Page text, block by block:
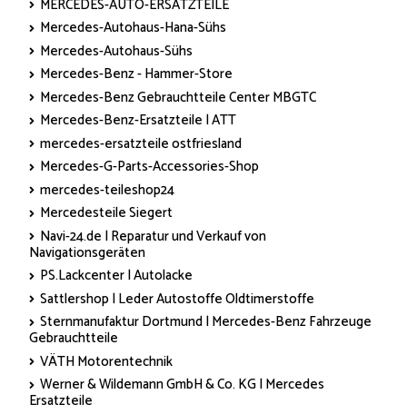
MERCEDES-AUTO-ERSATZTEILE
Mercedes-Autohaus-Hana-Sühs
Mercedes-Autohaus-Sühs
Mercedes-Benz - Hammer-Store
Mercedes-Benz Gebrauchtteile Center MBGTC
Mercedes-Benz-Ersatzteile | ATT
mercedes-ersatzteile ostfriesland
Mercedes-G-Parts-Accessories-Shop
mercedes-teileshop24
Mercedesteile Siegert
Navi-24.de | Reparatur und Verkauf von
Navigationsgeräten
PS.Lackcenter | Autolacke
Sattlershop | Leder Autostoffe Oldtimerstoffe
Sternmanufaktur Dortmund | Mercedes-Benz Fahrzeuge
Gebrauchtteile
VÄTH Motorentechnik
Werner & Wildemann GmbH & Co. KG | Mercedes
Ersatzteile